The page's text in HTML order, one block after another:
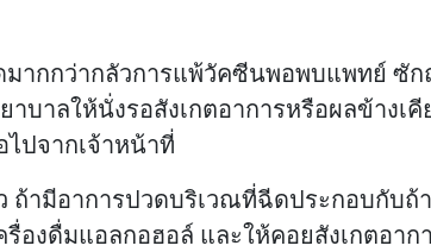
ากกว่ากลัวการแพ้วัคซีนพอพบแพทย์ ซัก
บาลให้นั่งรอสังเกตอาการหรือผลข้าง
ปจากเจ้าหน้าที่
ถ้ามีอาการปวดบริเวณที่ฉีดประกอบกับถ้
องดื่มแอลกอฮอล์ และให้คอยสังเกตอา